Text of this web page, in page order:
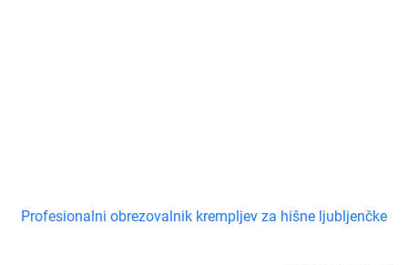
Profesionalni obrezovalnik krempljev za hišne ljubljenčke